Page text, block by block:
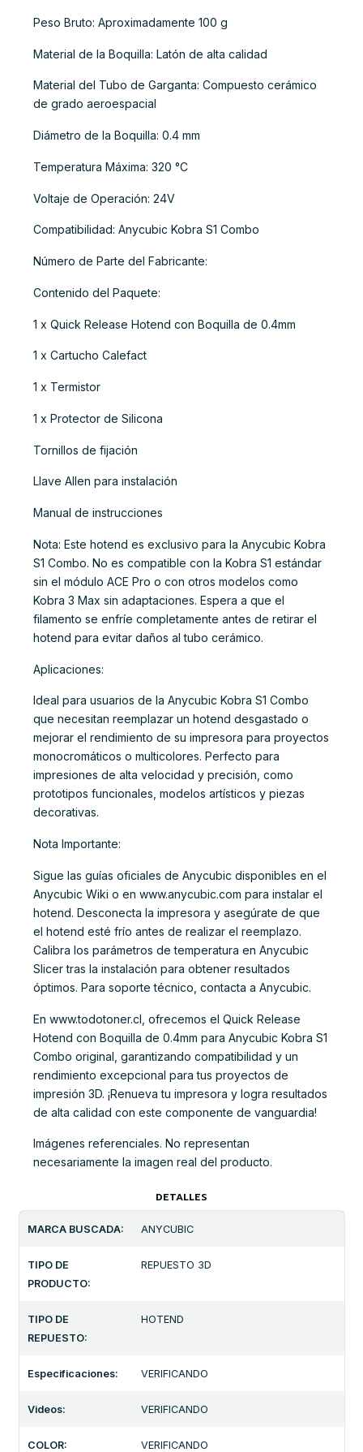
Peso Bruto: Aproximadamente 100 g
Material de la Boquilla: Latón de alta calidad
Material del Tubo de Garganta: Compuesto cerámico
de grado aeroespacial
Diámetro de la Boquilla: 0.4 mm
Temperatura Máxima: 320 °C
Voltaje de Operación: 24V
Compatibilidad: Anycubic Kobra S1 Combo
Número de Parte del Fabricante:
Contenido del Paquete:
1 x Quick Release Hotend con Boquilla de 0.4mm
1 x Cartucho Calefact
1 x Termistor
1 x Protector de Silicona
Tornillos de fijación
Llave Allen para instalación
Manual de instrucciones
Nota: Este hotend es exclusivo para la Anycubic Kobra
S1 Combo. No es compatible con la Kobra S1 estándar
sin el módulo ACE Pro o con otros modelos como
Kobra 3 Max sin adaptaciones. Espera a que el
filamento se enfríe completamente antes de retirar el
hotend para evitar daños al tubo cerámico.
Aplicaciones:
Ideal para usuarios de la Anycubic Kobra S1 Combo
que necesitan reemplazar un hotend desgastado o
mejorar el rendimiento de su impresora para proyectos
monocromáticos o multicolores. Perfecto para
impresiones de alta velocidad y precisión, como
prototipos funcionales, modelos artísticos y piezas
decorativas.
Nota Importante:
Sigue las guías oficiales de Anycubic disponibles en el
Anycubic Wiki o en www.anycubic.com para instalar el
hotend. Desconecta la impresora y asegúrate de que
el hotend esté frío antes de realizar el reemplazo.
Calibra los parámetros de temperatura en Anycubic
Slicer tras la instalación para obtener resultados
óptimos. Para soporte técnico, contacta a Anycubic.
En www.todotoner.cl, ofrecemos el Quick Release
Hotend con Boquilla de 0.4mm para Anycubic Kobra S1
Combo original, garantizando compatibilidad y un
rendimiento excepcional para tus proyectos de
impresión 3D. ¡Renueva tu impresora y logra resultados
de alta calidad con este componente de vanguardia!
Imágenes referenciales. No representan
necesariamente la imagen real del producto.
DETALLES
MARCA BUSCADA: ANYCUBIC
TIPO DE
PRODUCTO:
REPUESTO 3D
TIPO DE
REPUESTO:
HOTEND
Especificaciones: VERIFICANDO
Videos: VERIFICANDO
COLOR: VERIFICANDO